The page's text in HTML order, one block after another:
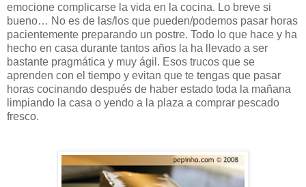
emocione complicarse la vida en la cocina. Lo breve si
bueno… No es de las/los que pueden/podemos pasar horas
pacientemente preparando un postre. Todo lo que hace y ha
hecho en casa durante tantos años la ha llevado a ser
bastante pragmática y muy ágil. Esos trucos que se
aprenden con el tiempo y evitan que te tengas que pasar
horas cocinando después de haber estado toda la mañana
limpiando la casa o yendo a la plaza a comprar pescado
fresco.